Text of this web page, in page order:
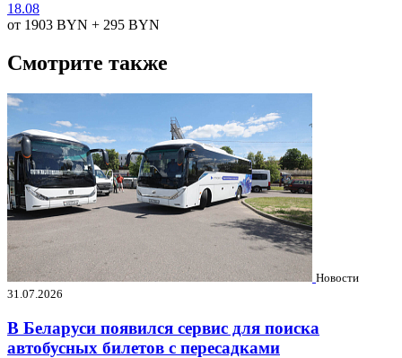
18.08
от 1903 BYN + 295 BYN
Смотрите также
Новости
31.07.2026
В Беларуси появился сервис для поиска
автобусных билетов с пересадками